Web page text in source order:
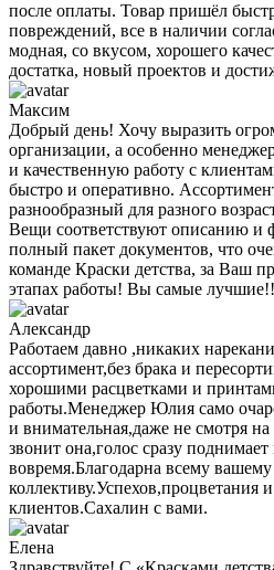
после оплаты. Товар пришёл
повреждений, все в наличии
модная, со вкусом, хорошего
достатка, новый проектов и
Максим
Добрый день! Хочу выразить
организации, а особенно
и качественную работу с
быстро и оперативно.
разнообразный для разного
Вещи соответствуют описанию и
полный пакет документов, что
команде Краски детства, за Ваш
этапах работы! Вы самые
Александр
Работаем давно ,никаких
ассортимент,без брака и
хорошими расцветками и
работы.Менеджер Юлия само
и внимательная,даже не смотря
звонит она,голос сразу
вовремя.Благодарна всему вашему
коллективу.Успехов,процветания
клиентов.Сахалин с вами.
Елена